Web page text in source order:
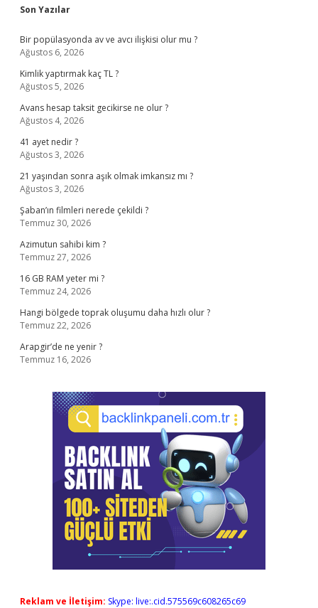
Sidebar
Son Yazılar
Bir popülasyonda av ve avcı ilişkisi olur mu ?
Ağustos 6, 2026
Kimlik yaptırmak kaç TL ?
Ağustos 5, 2026
Avans hesap taksit gecikirse ne olur ?
Ağustos 4, 2026
41 ayet nedir ?
Ağustos 3, 2026
21 yaşından sonra aşık olmak imkansız mı ?
Ağustos 3, 2026
Şaban’ın filmleri nerede çekildi ?
Temmuz 30, 2026
Azimutun sahibi kim ?
Temmuz 27, 2026
16 GB RAM yeter mi ?
Temmuz 24, 2026
Hangi bölgede toprak oluşumu daha hızlı olur ?
Temmuz 22, 2026
Arapgir’de ne yenir ?
Temmuz 16, 2026
Reklam ve İletişim: Skype: live:.cid.575569c608265c69